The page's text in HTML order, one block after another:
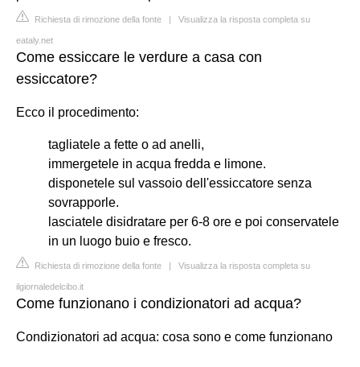
Richiesta di rimozione della fonte | Visualizza la risposta completa su
eataly.net
Come essiccare le verdure a casa con
essiccatore?
Ecco il procedimento:
tagliatele a fette o ad anelli,
immergetele in acqua fredda e limone.
disponetele sul vassoio dell'essiccatore senza
sovrapporle.
lasciatele disidratare per 6-8 ore e poi conservatele
in un luogo buio e fresco.
Richiesta di rimozione della fonte | Visualizza la risposta completa su
ilgiornaledelcibo.it
Come funzionano i condizionatori ad acqua?
Condizionatori ad acqua: cosa sono e come funzionano